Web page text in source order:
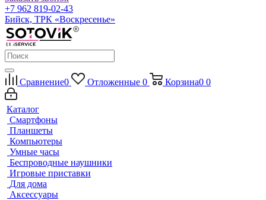
+7 962 819-02-43
Бийск, ТРК «Воскресенье»
Сравнение0 Отложенные 0 Корзина0 0
Каталог
Смартфоны
Планшеты
Компьютеры
Умные часы
Беспроводные наушники
Игровые приставки
Для дома
Аксессуары